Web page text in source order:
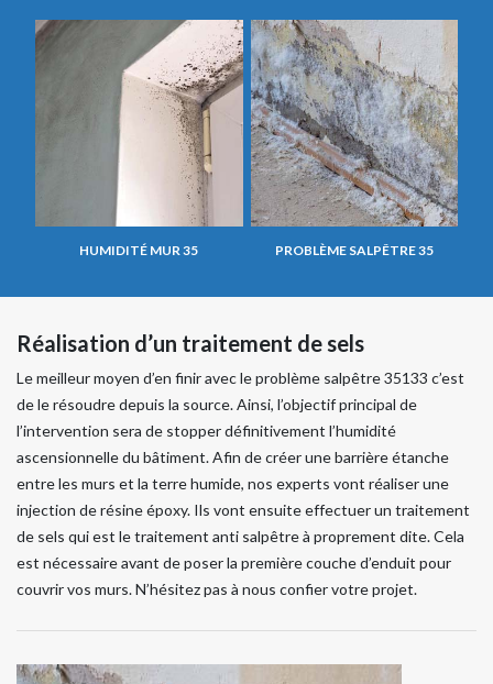
HUMIDITÉ MUR 35 PROBLÈME SALPÊTRE 35
Réalisation d’un traitement de sels
Le meilleur moyen d’en finir avec le problème salpêtre 35133 c’est
de le résoudre depuis la source. Ainsi, l’objectif principal de
l’intervention sera de stopper définitivement l’humidité
ascensionnelle du bâtiment. Afin de créer une barrière étanche
entre les murs et la terre humide, nos experts vont réaliser une
injection de résine époxy. Ils vont ensuite effectuer un traitement
de sels qui est le traitement anti salpêtre à proprement dite. Cela
est nécessaire avant de poser la première couche d’enduit pour
couvrir vos murs. N’hésitez pas à nous confier votre projet.